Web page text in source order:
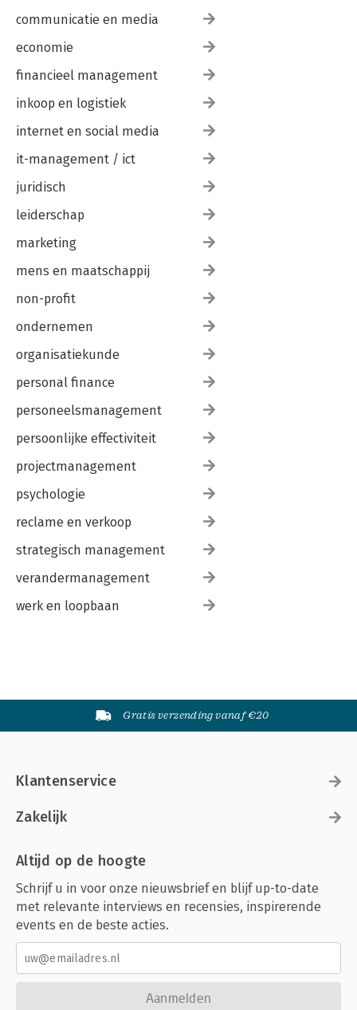
communicatie en media
economie
financieel management
inkoop en logistiek
internet en social media
it-management / ict
juridisch
leiderschap
marketing
mens en maatschappij
non-profit
ondernemen
organisatiekunde
personal finance
personeelsmanagement
persoonlijke effectiviteit
projectmanagement
psychologie
reclame en verkoop
strategisch management
verandermanagement
werk en loopbaan
Gratis verzending vanaf €20
Klantenservice
Zakelijk
Altijd op de hoogte
Schrijf u in voor onze nieuwsbrief en blijf up-to-date
met relevante interviews en recensies, inspirerende
events en de beste acties.
Aanmelden